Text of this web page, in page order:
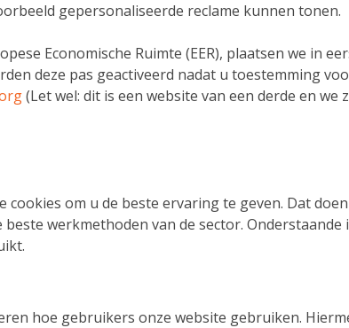
gepersonaliseerde reclame kunnen tonen.
Economische Ruimte (EER), plaatsen we in
deze pas geactiveerd nadat u toestemming
(Let wel: dit is een website van een derde en
om u de beste ervaring te geven. Dat
werkmethoden van de sector.
hoe gebruikers onze website gebruiken.